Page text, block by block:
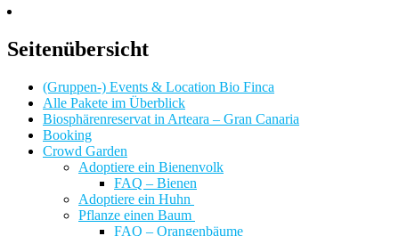
Seitenübersicht
(Gruppen-) Events & Location Bio Finca
Alle Pakete im Überblick
Biosphärenreservat in Arteara – Gran Canaria
Booking
Crowd Garden
Adoptiere ein Bienenvolk
FAQ – Bienen
Adoptiere ein Huhn
Pflanze einen Baum
FAQ – Orangenbäume